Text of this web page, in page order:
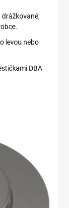
levou nebo
DBA